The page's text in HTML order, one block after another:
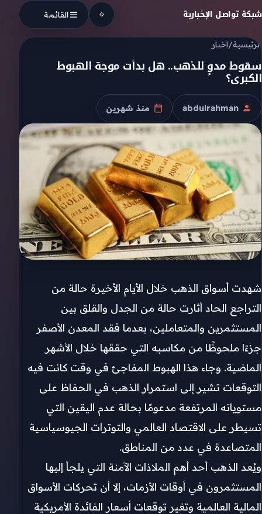
Skip to content
شبكة تواصل الإخبارية القائمة
الرئيسية/اخبار
سقوط مدوٍ للذهب.. هل بدأت موجة الهبوط
الكبرى؟
الكاتب
abdulrahman
تاريخ النشر
منذ شهرين
شهدت أسواق الذهب خلال الأيام الأخيرة حالة من
التراجع الحاد أثارت حالة من الجدل والقلق بين
المستثمرين والمتعاملين، بعدما فقد المعدن الأصفر
جزءًا ملحوظًا من مكاسبه التي حققها خلال الأشهر
الماضية. وجاء هذا الهبوط المفاجئ في وقت كانت فيه
التوقعات تشير إلى استمرار الذهب في الحفاظ على
مستوياته المرتفعة مدعومًا بحالة عدم اليقين التي
تسيطر على الاقتصاد العالمي والتوترات الجيوسياسية
المتصاعدة في عدد من المناطق.
ويُعد الذهب أحد أهم الملاذات الآمنة التي يلجأ إليها
المستثمرون في أوقات الأزمات، إلا أن تحركات الأسواق
المالية العالمية وتغير توقعات أسعار الفائدة الأمريكية